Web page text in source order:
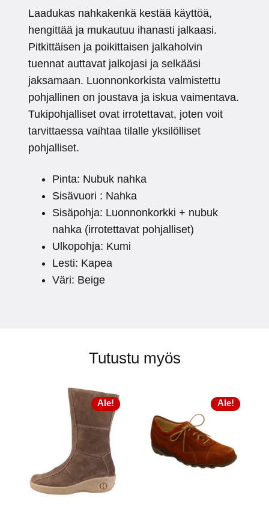
Laadukas nahkakenkä kestää käyttöä,
hengittää ja mukautuu ihanasti jalkaasi.
Pitkittäisen ja poikittaisen jalkaholvin
tuennat auttavat jalkojasi ja selkääsi
jaksamaan. Luonnonkorkista valmistettu
pohjallinen on joustava ja iskua vaimentava.
Tukipohjalliset ovat irrotettavat, joten voit
tarvittaessa vaihtaa tilalle yksilölliset
pohjalliset.
Pinta: Nubuk nahka
Sisävuori : Nahka
Sisäpohja: Luonnonkorkki + nubuk
nahka (irrotettavat pohjalliset)
Ulkopohja: Kumi
Lesti: Kapea
Väri: Beige
Tutustu myös
Ale! Ale!